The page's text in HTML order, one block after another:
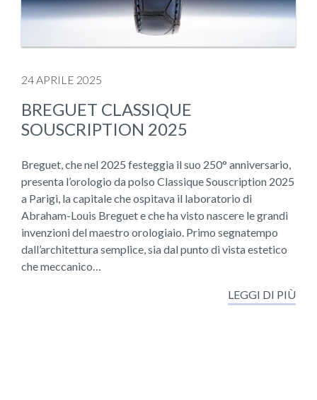
24 APRILE 2025
BREGUET CLASSIQUE
SOUSCRIPTION 2025
Breguet, che nel 2025 festeggia il suo 250° anniversario,
presenta l’orologio da polso Classique Souscription 2025
a Parigi, la capitale che ospitava il laboratorio di
Abraham-Louis Breguet e che ha visto nascere le grandi
invenzioni del maestro orologiaio. Primo segnatempo
dall’architettura semplice, sia dal punto di vista estetico
che meccanico…
LEGGI DI PIÙ